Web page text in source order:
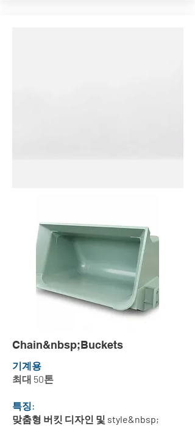
Chain&nbsp;Buckets
기계용
최대 50톤
특징:
맞춤형 버킷 디자인 및 style&nbsp;